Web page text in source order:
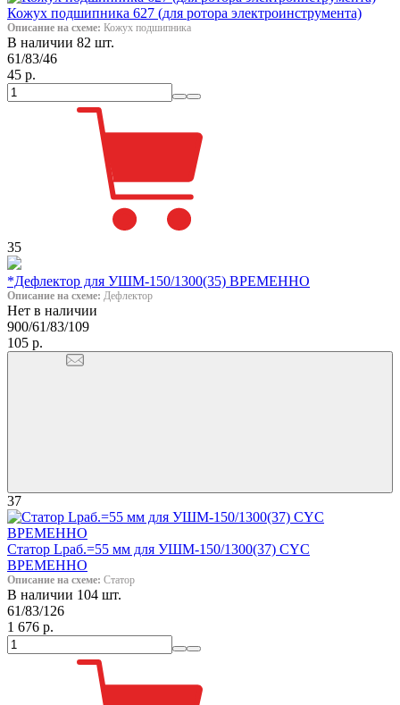
Кожух подшипника 627 (для ротора электроинструмента)
Описание на схеме: Кожух подшипника
В наличии 82 шт.
61/83/46
45 р.
35
*Дефлектор для УШМ-150/1300(35) ВРЕМЕННО
Описание на схеме: Дефлектор
Нет в наличии
900/61/83/109
105 р.
37
Статор Lраб.=55 мм для УШМ-150/1300(37) CYC
ВРЕМЕННО
Описание на схеме: Статор
В наличии 104 шт.
61/83/126
1 676 р.